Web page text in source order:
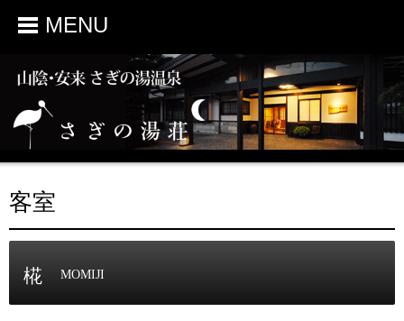
MENU
客室
椛 MOMIJI